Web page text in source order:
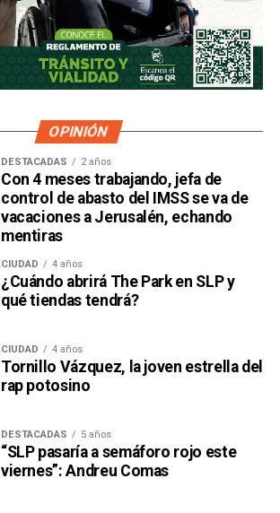
OPINIÓN
DESTACADAS 2 años
Con 4 meses trabajando, jefa de
control de abasto del IMSS se va de
vacaciones a Jerusalén, echando
mentiras
CIUDAD 4 años
¿Cuándo abrirá The Park en SLP y
qué tiendas tendrá?
CIUDAD 4 años
Tornillo Vázquez, la joven estrella del
rap potosino
DESTACADAS 5 años
“SLP pasaría a semáforo rojo este
viernes”: Andreu Comas